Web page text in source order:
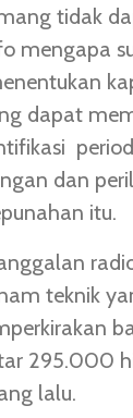
tidak
mengapa
dapat
dan
itu.
teknik
295.000
lalu.